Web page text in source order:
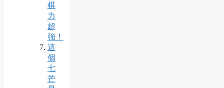
棋
力
超
強！
這
個
七
芒